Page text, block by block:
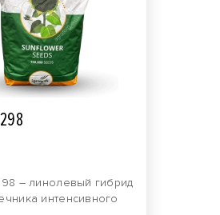
– линолевый гибрид
интенсивного